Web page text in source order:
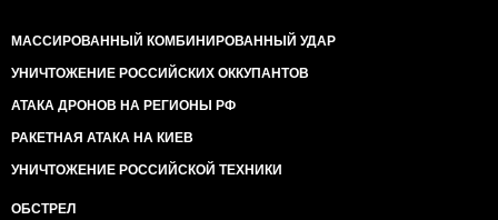
МАССИРОВАННЫЙ КОМБИНИРОВАННЫЙ УДАР
УНИЧТОЖЕНИЕ РОССИЙСКИХ ОККУПАНТОВ
АТАКА ДРОНОВ НА РЕГИОНЫ РФ
РАКЕТНАЯ АТАКА НА КИЕВ
УНИЧТОЖЕНИЕ РОССИЙСКОЙ ТЕХНИКИ
ОБСТРЕЛ